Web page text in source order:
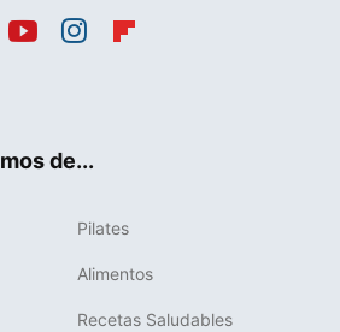
de...
Pilates
Alimentos
Recetas Saludables